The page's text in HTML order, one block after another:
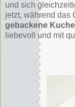
und sich
jetzt, während das
gebackene
liebevoll und mit